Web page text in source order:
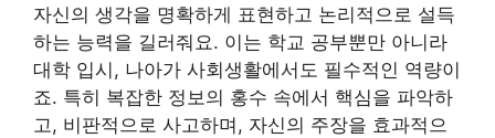
자신의 생각을 명확하게 표현하고 논리적으로 설득
하는 능력을 길러줘요. 이는 학교 공부뿐만 아니라
대학 입시, 나아가 사회생활에서도 필수적인 역량이
죠. 특히 복잡한 정보의 홍수 속에서 핵심을 파악하
고, 비판적으로 사고하며, 자신의 주장을 효과적으